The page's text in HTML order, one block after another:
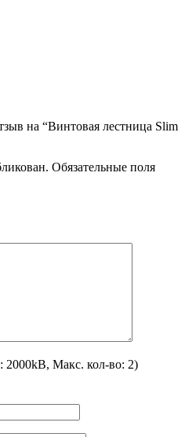
на “Винтовая лестница Slim
Обязательные поля
2000kB, Макс. кол-во: 2)